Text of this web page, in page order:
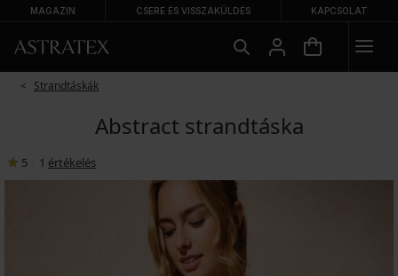
MAGAZIN CSERE ÉS VISSZAKÜLDÉS KAPCSOLAT
Strandtáskák
Abstract strandtáska
5 1 értékelés